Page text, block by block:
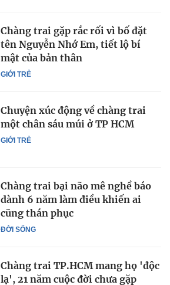
GIỚI TRẺ
Chàng trai gặp rắc rối vì bố đặt
tên Nguyễn Nhớ Em, tiết lộ bí
mật của bản thân
GIỚI TRẺ
Chuyện xúc động về chàng trai
một chân sáu múi ở TP HCM
ĐỜI SỐNG
Chàng trai bại não mê nghề báo
dành 6 năm làm điều khiến ai
cũng thán phục
Chàng trai TP.HCM mang họ 'độc
lạ', 21 năm cuộc đời chưa gặp